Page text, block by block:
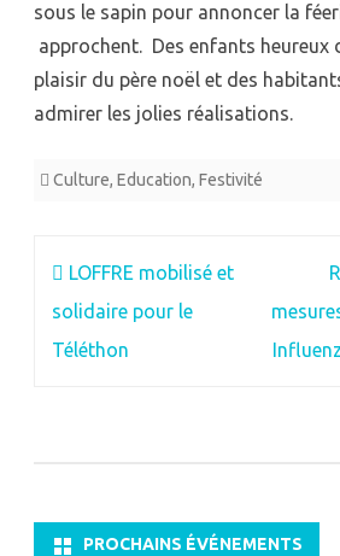
sous le sapin pour annoncer la
approchent. Des enfants heureux
plaisir du père noël et des
admirer les jolies réalisations.
Culture, Education, Festivité
Navigation
de
l’article
LOFFRE mobilisé et
solidaire pour le
Téléthon
PROCHAINS ÉVÉNEMENTS